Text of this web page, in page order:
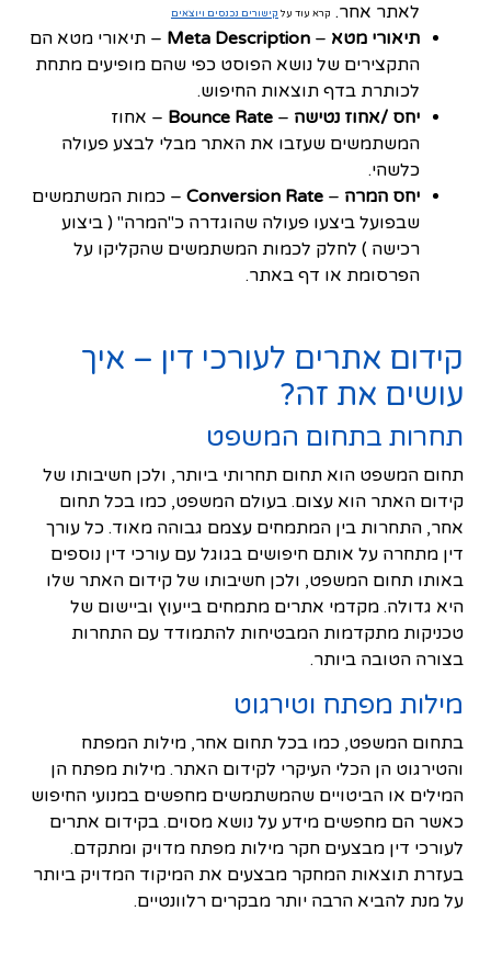
לאתר אחר. קרא עוד על קישורים נכנסים ויוצאים
תיאורי מטא –
Meta Description – תיאורי מטא הם
התקצירים של נושא הפוסט כפי שהם מופיעים מתחת
לכותרת בדף תוצאות החיפוש.
יחס /אחוז נטישה –
Bounce Rate – אחוז
המשתמשים שעזבו את האתר מבלי לבצע פעולה
כלשהי.
יחס המרה –
Conversion Rate – כמות המשתמשים
שבפועל ביצעו פעולה שהוגדרה כ"המרה" ( ביצוע
רכישה ) לחלק לכמות המשתמשים שהקליקו על
הפרסומת או דף באתר.
קידום אתרים לעורכי דין – איך
עושים את זה?
תחרות בתחום המשפט
תחום המשפט הוא תחום תחרותי ביותר, ולכן חשיבותו של
קידום האתר הוא עצום. בעולם המשפט, כמו בכל תחום
אחר, התחרות בין המתמחים עצמם גבוהה מאוד. כל עורך
דין מתחרה על אותם חיפושים בגוגל עם עורכי דין נוספים
באותו תחום המשפט, ולכן חשיבותו של קידום האתר שלו
היא גדולה. מקדמי אתרים מתמחים בייעוץ וביישום של
טכניקות מתקדמות המבטיחות להתמודד עם התחרות
בצורה הטובה ביותר.
מילות מפתח וטירגוט
בתחום המשפט, כמו בכל תחום אחר, מילות המפתח
והטירגוט הן הכלי העיקרי לקידום האתר. מילות מפתח הן
המילים או הביטויים שהמשתמשים מחפשים במנועי החיפוש
כאשר הם מחפשים מידע על נושא מסוים. בקידום אתרים
לעורכי דין מבצעים חקר מילות מפתח מדויק ומתקדם.
בעזרת תוצאות המחקר מבצעים את המיקוד המדויק ביותר
על מנת להביא הרבה יותר מבקרים רלוונטיים.